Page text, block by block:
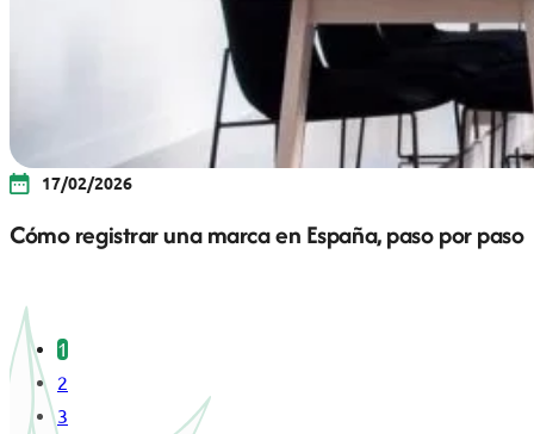
17/02/2026
Cómo registrar una marca en España, paso por paso
1
2
3